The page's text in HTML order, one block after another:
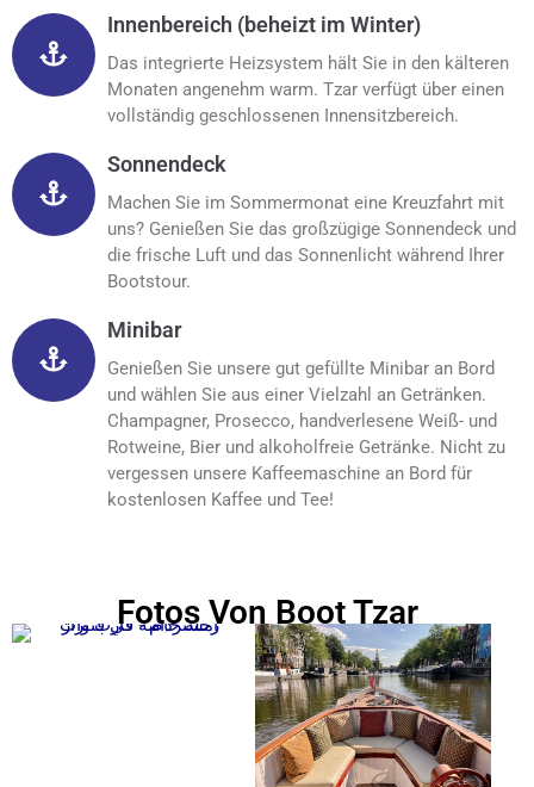
Innenbereich (beheizt im Winter)
Das integrierte Heizsystem hält Sie in den kälteren
Monaten angenehm warm. Tzar verfügt über einen
vollständig geschlossenen Innensitzbereich.
Sonnendeck
Machen Sie im Sommermonat eine Kreuzfahrt mit
uns? Genießen Sie das großzügige Sonnendeck und
die frische Luft und das Sonnenlicht während Ihrer
Bootstour.
Minibar
Genießen Sie unsere gut gefüllte Minibar an Bord
und wählen Sie aus einer Vielzahl an Getränken.
Champagner, Prosecco, handverlesene Weiß- und
Rotweine, Bier und alkoholfreie Getränke. Nicht zu
vergessen unsere Kaffeemaschine an Bord für
kostenlosen Kaffee und Tee!
Fotos Von Boot Tzar